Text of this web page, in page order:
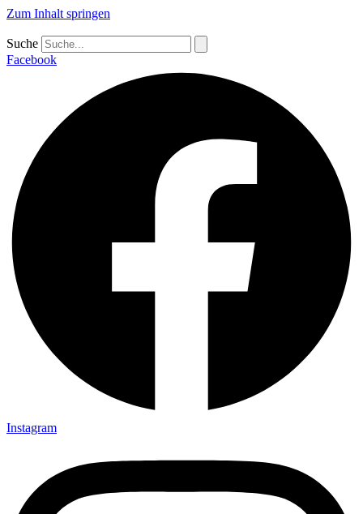
Zum Inhalt springen
Suche
Facebook
Instagram